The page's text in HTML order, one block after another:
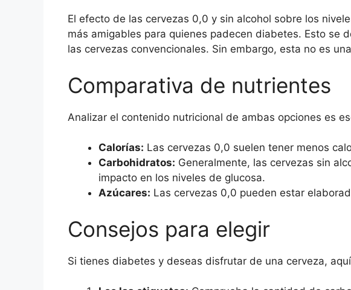
El efecto de las cervezas 0,0 y sin alcohol sobre los
más amigables para quienes padecen diabetes. Esto se
las cervezas convencionales. Sin embargo, esta no es
Comparativa de nutrientes
Analizar el contenido nutricional de ambas opciones es
Calorías: Las cervezas 0,0 suelen tener menos
Carbohidratos: Generalmente, las cervezas sin
impacto en los niveles de glucosa.
Azúcares: Las cervezas 0,0 pueden estar
Consejos para elegir
Si tienes diabetes y deseas disfrutar de una cerveza,